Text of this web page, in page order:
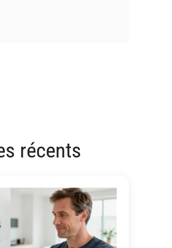
récents